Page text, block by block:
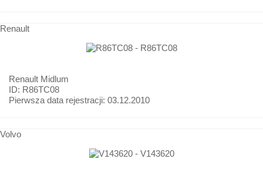
Renault
Renault Midlum
ID: R86TC08
Pierwsza data rejestracji: 03.12.2010
Volvo